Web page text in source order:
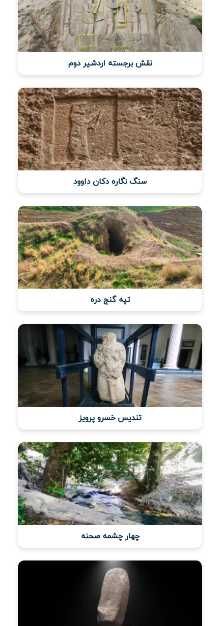
نقش برجسته اردشیر دوم
سنگ نگاره دکان داوود
تپه گنج دره
تندیس خسرو پرویز
چهار چشمه صحنه